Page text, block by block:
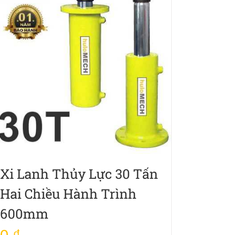
Xi Lanh Thủy Lực 30 Tấn
Hai Chiều Hành Trình
600mm